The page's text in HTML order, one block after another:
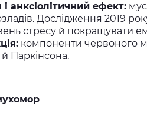
і анксіолітичний ефект:
Дослідження 2019
стресу й покращувати
компоненти червоного
Паркінсона.